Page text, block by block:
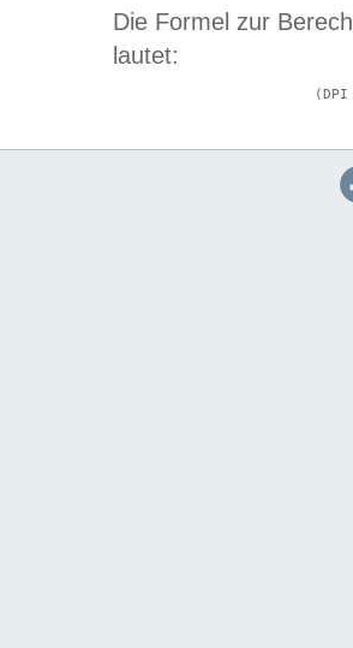
Die Formel zur
lautet: